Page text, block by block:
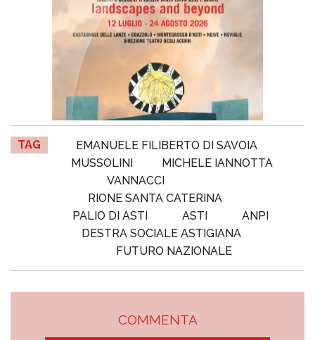
TAG
EMANUELE FILIBERTO DI SAVOIA
MUSSOLINI
MICHELE IANNOTTA
VANNACCI
RIONE SANTA CATERINA
PALIO DI ASTI
ASTI
ANPI
DESTRA SOCIALE ASTIGIANA
FUTURO NAZIONALE
COMMENTA